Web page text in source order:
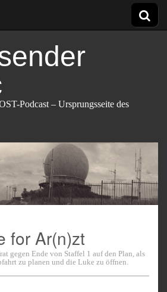
Podcast – Ursprungsseite des
for Ar(n)zt
gegen Ende von Staffel 1 auf den Plan, als
zu planen und die Luke zu öffnen.